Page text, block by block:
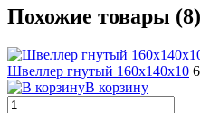
Похожие товары (8)
Швеллер гнутый 160х140х10
В корзину